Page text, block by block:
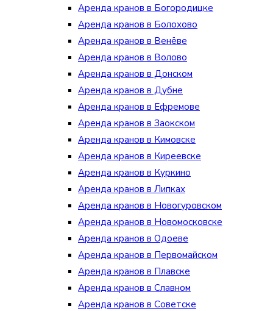
Аренда кранов в Богородицке
Аренда кранов в Болохово
Аренда кранов в Венёве
Аренда кранов в Волово
Аренда кранов в Донском
Аренда кранов в Дубне
Аренда кранов в Ефремове
Аренда кранов в Заокском
Аренда кранов в Кимовске
Аренда кранов в Киреевске
Аренда кранов в Куркино
Аренда кранов в Липках
Аренда кранов в Новогуровском
Аренда кранов в Новомосковске
Аренда кранов в Одоеве
Аренда кранов в Первомайском
Аренда кранов в Плавске
Аренда кранов в Славном
Аренда кранов в Советске